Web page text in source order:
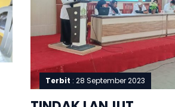
Terbit : 28 September 2023